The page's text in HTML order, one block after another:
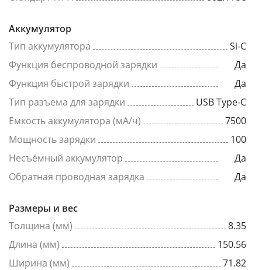
Аккумулятор
Тип аккумулятора
Si-C
Функция беспроводной зарядки
Да
Функция быстрой зарядки
Да
Тип разъема для зарядки
USB Type-C
Емкость аккумулятора (мА/ч)
7500
Мощность зарядки
100
Несъёмный аккумулятор
Да
Обратная проводная зарядка
Да
Размеры и вес
Толщина (мм)
8.35
Длина (мм)
150.56
Ширина (мм)
71.82